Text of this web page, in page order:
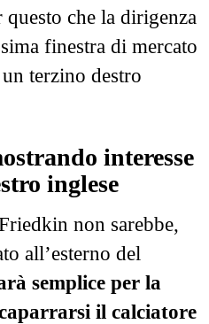
questo che la dirigenza
finestra di mercato
terzino destro
interesse
inglese
non sarebbe,
all’esterno del
semplice per la
il calciatore